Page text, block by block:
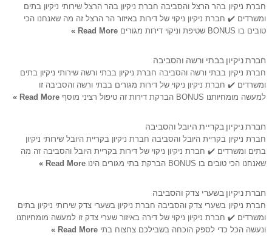
חברת ניקיון בהר הרצל והסביבה חברת ניקיון בהר הרצל שירותי ניקיון בתים
ומשרדים ✔️ חברת ניקיון ניקוי של דירות באיזור הר הרצל זה מה שאנחנו הכי
טובים בו BONUS שטיפת וניקוי דירות מגורים
Read More »
חברת ניקיון בבתי ורשה והסביבה
חברת ניקיון בבתי ורשה והסביבה חברת ניקיון בבתי ורשה שירותי ניקיון בתים
ומשרדים ✔️ חברת ניקיון ניקוי של דירות מגורים בבתי ורשה והסביבה זו
למעשה מומחיותנו BONUS הברקת דירות זה טיפול רציני מוסף
Read More »
חברת ניקיון בקריית היובל והסביבה
חברת ניקיון בקריית היובל והסביבה חברת ניקיון בקריית היובל שירותי ניקיון
בתים ומשרדים ✔️ חברת ניקיון ניקוי של דירות בקריית היובל והסביבה זה מה
שאנחנו הכי טובים בו BONUS הברקת בתי מגורים הינו
Read More »
חברת ניקיון בשערי צדק והסביבה
חברת ניקיון בשערי צדק והסביבה חברת ניקיון בשערי צדק שירותי ניקיון בתים
ומשרדים ✔️ חברת ניקיון ניקוי של דירה באיזור שערי צדק זו למעשה מומחיותנו
ונעשה הכל כדי לספק הוכחה בשבילכם צחצוח בתי Read More »